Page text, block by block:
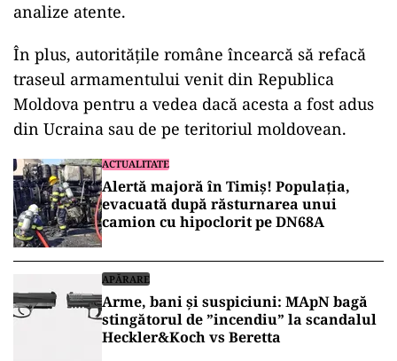
analize atente.
În plus, autoritățile române încearcă să refacă
traseul armamentului venit din Republica
Moldova pentru a vedea dacă acesta a fost adus
din Ucraina sau de pe teritoriul moldovean.
ACTUALITATE
Alertă majoră în Timiș! Populația,
evacuată după răsturnarea unui
camion cu hipoclorit pe DN68A
APĂRARE
Arme, bani și suspiciuni: MApN bagă
stingătorul de ”incendiu” la scandalul
Heckler&Koch vs Beretta